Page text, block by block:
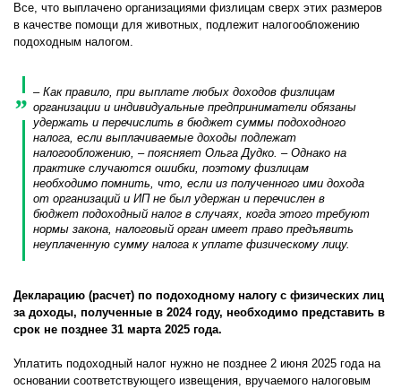
Все, что выплачено организациями физлицам сверх этих размеров
в качестве помощи для животных, подлежит налогообложению
подоходным налогом.
–Как правило, при выплате любых доходов физлицам
организации и индивидуальные предприниматели обязаны
удержать и перечислить в бюджет суммы подоходного
налога, если выплачиваемые доходы подлежат
налогообложению, – поясняет Ольга Дудко. –Однако на
практике случаются ошибки, поэтому физлицам
необходимо помнить, что, если из полученного ими дохода
от организаций и ИП не был удержан и перечислен в
бюджет подоходный налог в случаях, когда этого требуют
нормы закона, налоговый орган имеет право предъявить
неуплаченную сумму налога к уплате физическому лицу.
Декларацию (расчет) по подоходному налогу с физических лиц
за доходы, полученные в 2024 году, необходимо представить в
срок не позднее 31 марта 2025 года.
Уплатить подоходный налог нужно не позднее 2 июня 2025 года на
основании соответствующего извещения, вручаемого налоговым